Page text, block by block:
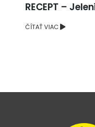
RECEPT –
ČÍTAŤ VIAC